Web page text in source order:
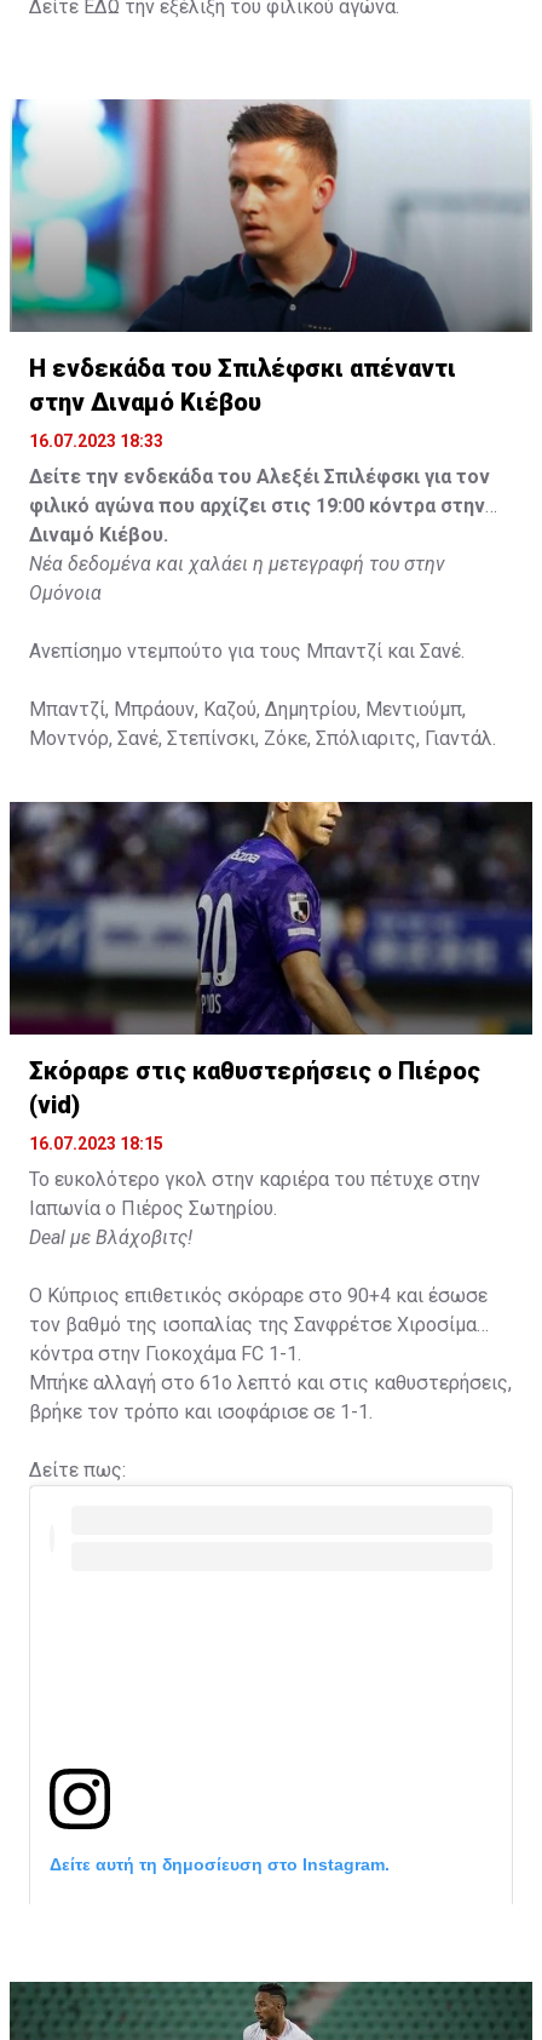
Δείτε ΕΔΩ την εξέλιξη του φιλικού αγώνα.
Η ενδεκάδα του Σπιλέφσκι απέναντι
στην Διναμό Κιέβου
16.07.2023 18:33
Δείτε την ενδεκάδα του Αλεξέι Σπιλέφσκι για τον
φιλικό αγώνα που αρχίζει στις 19:00 κόντρα στην
Διναμό Κιέβου.
Νέα δεδομένα και χαλάει η μετεγραφή του στην
Ομόνοια
Ανεπίσημο ντεμπούτο για τους Μπαντζί και Σανέ.
Μπαντζί, Μπράουν, Καζού, Δημητρίου, Μεντιούμπ,
Μοντνόρ, Σανέ, Στεπίνσκι, Ζόκε, Σπόλιαριτς, Γιαντάλ.
Σκόραρε στις καθυστερήσεις ο Πιέρος
(vid)
16.07.2023 18:15
Το ευκολότερο γκολ στην καριέρα του πέτυχε στην
Ιαπωνία ο Πιέρος Σωτηρίου.
Deal με Βλάχοβιτς!
Ο Κύπριος επιθετικός σκόραρε στο 90+4 και έσωσε
τον βαθμό της ισοπαλίας της Σανφρέτσε Χιροσίμα
κόντρα στην Γιοκοχάμα FC 1-1.
Μπήκε αλλαγή στο 61ο λεπτό και στις καθυστερήσεις,
βρήκε τον τρόπο και ισοφάρισε σε 1-1.
Δείτε πως:
Δείτε αυτή τη δημοσίευση στο Instagram.